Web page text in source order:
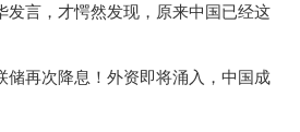
发言，才愕然发现，原来中国已经这
储再次降息！外资即将涌入，中国成